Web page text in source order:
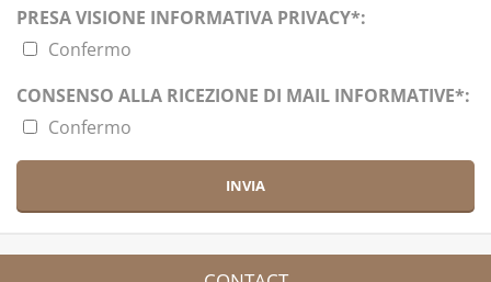
PRESA VISIONE INFORMATIVA PRIVACY*:
Confermo
CONSENSO ALLA RICEZIONE DI MAIL INFORMATIVE*:
Confermo